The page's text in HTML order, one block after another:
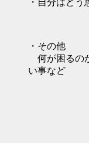
・自分はどう
・その他
何が困るの
い事など